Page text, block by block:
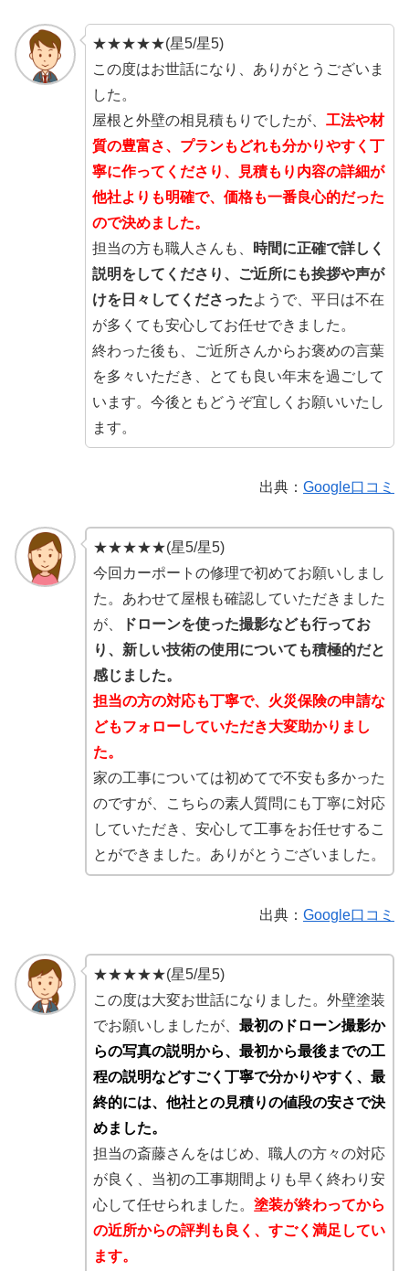
★★★★★(星5/星5)
この度はお世話になり、ありがとうございま
した。
屋根と外壁の相見積もりでしたが、 工法や材
質の豊富さ、プランもどれも分かりやすく丁
寧に作ってくださり、見積もり内容の詳細が
他社よりも明確で、価格も一番良心的だった
ので決めました。
担当の方も職人さんも、
時間に正確で詳しく
説明をしてくださり、ご近所にも挨拶や声が
けを日々してくださったようで、平日は不在
が多くても安心してお任せできました。
終わった後も、ご近所さんからお褒めの言葉
を多々いただき、とても良い年末を過ごして
います。今後ともどうぞ宜しくお願いいたし
ます。
出典： Google口コミ
★★★★★(星5/星5)
今回カーポートの修理で初めてお願いしまし
た。あわせて屋根も確認していただきました
が、
ドローンを使った撮影なども行ってお
り、新しい技術の使用についても積極的だと
感じました。
担当の方の対応も丁寧で、火災保険の申請な
どもフォローしていただき大変助かりまし
た。
家の工事については初めてで不安も多かった
のですが、こちらの素人質問にも丁寧に対応
していただき、安心して工事をお任せするこ
とができました。ありがとうございました。
出典： Google口コミ
★★★★★(星5/星5)
この度は大変お世話になりました。外壁塗装
でお願いしましたが、 最初のドローン撮影か
らの写真の説明から、最初から最後までの工
程の説明などすごく丁寧で分かりやすく、最
終的には、他社との見積りの値段の安さで決
めました。
担当の斎藤さんをはじめ、職人の方々の対応
が良く、当初の工事期間よりも早く終わり安
心して任せられました。 塗装が終わってから
の近所からの評判も良く、すごく満足してい
ます。